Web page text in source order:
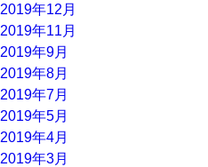
2019年12月
2019年11月
2019年9月
2019年8月
2019年7月
2019年5月
2019年4月
2019年3月